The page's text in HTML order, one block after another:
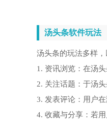
汤头条软件玩法
汤头条的玩法多样
1. 资讯浏览：在汤
2. 关注话题：于汤
3. 发表评论：用户
4. 收藏与分享：若